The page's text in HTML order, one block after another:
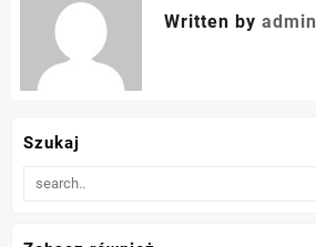
Written by admin
Szukaj